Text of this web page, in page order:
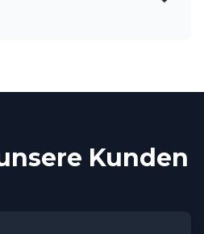
Kunden